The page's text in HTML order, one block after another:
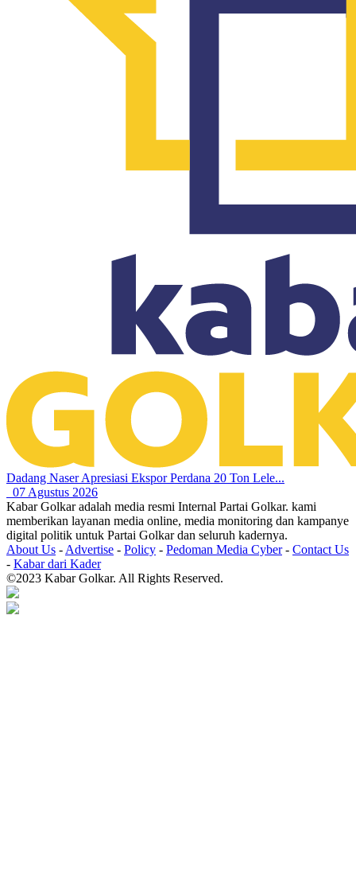
Dadang Naser Apresiasi Ekspor Perdana 20 Ton Lele...
07 Agustus 2026
Kabar Golkar adalah media resmi Internal Partai Golkar. kami
memberikan layanan media online, media monitoring dan kampanye
digital politik untuk Partai Golkar dan seluruh kadernya.
About Us - Advertise - Policy - Pedoman Media Cyber- Contact Us
- Kabar dari Kader
©2023 Kabar Golkar. All Rights Reserved.